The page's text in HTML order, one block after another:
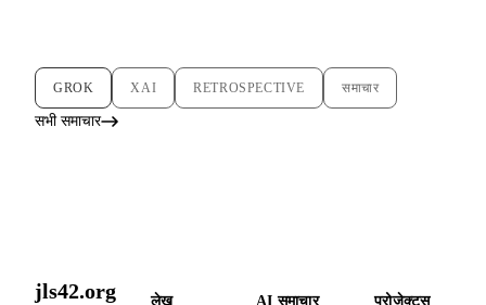
GROK XAI RETROSPECTIVE समाचार
सभी समाचार
jls42.org लेख AI समाचार प्रोजेक्ट्स